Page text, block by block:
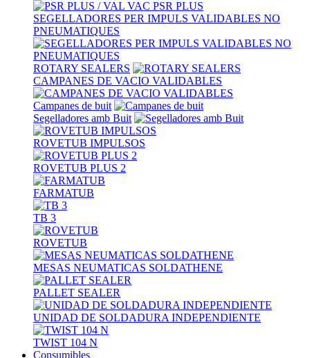
SEGELLADORES PER IMPULS VALIDABLES NO
PNEUMATIQUES
ROTARY SEALERS
CAMPANES DE VACIO VALIDABLES
Campanes de buit
Segelladores amb Buit
ROVETUB IMPULSOS
ROVETUB PLUS 2
FARMATUB
TB 3
ROVETUB
MESAS NEUMATICAS SOLDATHENE
PALLET SEALER
UNIDAD DE SOLDADURA INDEPENDIENTE
TWIST 104 N
Consumibles